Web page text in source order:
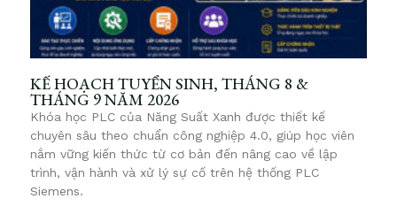
KẾ HOẠCH TUYỂN SINH, THÁNG 8 &
THÁNG 9 NĂM 2026
Khóa học PLC của Năng Suất Xanh được thiết kế
chuyên sâu theo chuẩn công nghiệp 4.0, giúp học viên
nắm vững kiến thức từ cơ bản đến nâng cao về lập
trình, vận hành và xử lý sự cố trên hệ thống PLC
Siemens.